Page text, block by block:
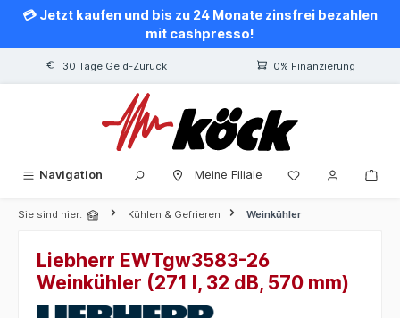
springen
💳 Jetzt kaufen und bis zu 24 Monate zinsfrei bezahlen
mit cashpresso!
30 Tage Geld-Zurück 0% Finanzierung
Navigation Meine Filiale
Sie sind hier: Kühlen & Gefrieren Weinkühler
Liebherr EWTgw3583-26
Weinkühler (271 l, 32 dB, 570 mm)